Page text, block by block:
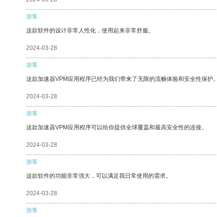
游客
这款软件的设计非常人性化，使用起来非常舒服。
2024-03-28
游客
这款加速器VPM应用程序已经为我们带来了无限的流畅体验和安全性保护
2024-03-28
游客
这款加速器VPM应用程序可以给你提供全球覆盖和最高安全性的连接。
2024-03-28
游客
这款软件的功能非常强大，可以满足我日常使用的需求。
2024-03-28
游客